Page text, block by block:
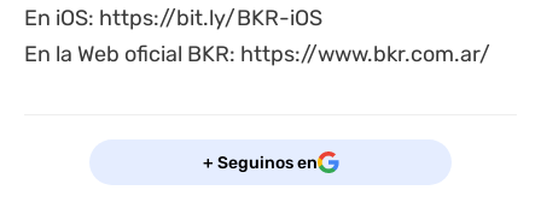
En iOS: https://bit.ly/BKR-iOS
En la Web oficial BKR: https://www.bkr.com.ar/
+ Seguinos en